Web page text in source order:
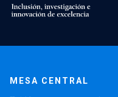
MESA CENTRAL